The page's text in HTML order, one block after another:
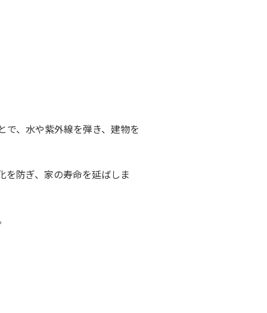
、水や紫外線を弾き、建物を
防ぎ、家の寿命を延ばしま